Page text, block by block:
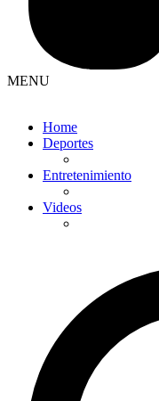
MENU
Home
Deportes
Entretenimiento
Videos